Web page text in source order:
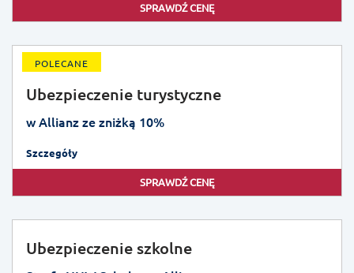
SPRAWDŹ CENĘ
POLECANE
Ubezpieczenie turystyczne
w Allianz ze zniżką 10%
Szczegóły
SPRAWDŹ CENĘ
Ubezpieczenie szkolne